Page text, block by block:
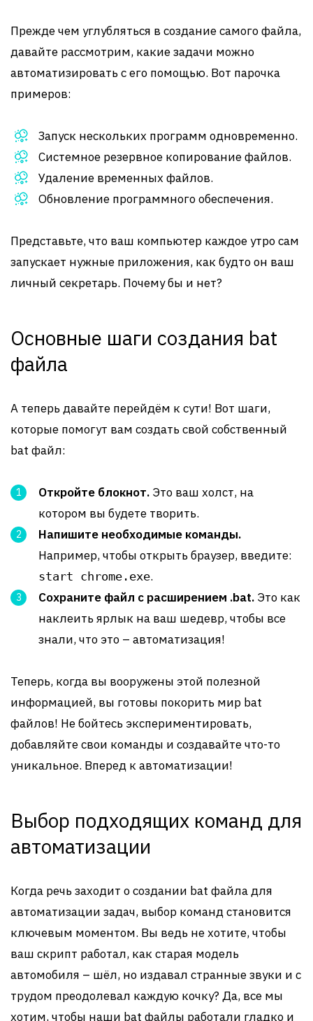
Прежде чем углубляться в создание самого файла,
давайте рассмотрим, какие задачи можно
автоматизировать с его помощью. Вот парочка
примеров:
Запуск нескольких программ одновременно.
Системное резервное копирование файлов.
Удаление временных файлов.
Обновление программного обеспечения.
Представьте, что ваш компьютер каждое утро сам
запускает нужные приложения, как будто он ваш
личный секретарь. Почему бы и нет?
Основные шаги создания bat
файла
А теперь давайте перейдём к сути! Вот шаги,
которые помогут вам создать свой собственный
bat файл:
Откройте блокнот. Это ваш холст, на
котором вы будете творить.
Напишите необходимые команды.
Например, чтобы открыть браузер, введите:
start chrome.exe.
Сохраните файл с расширением .bat. Это как
наклеить ярлык на ваш шедевр, чтобы все
знали, что это – автоматизация!
Теперь, когда вы вооружены этой полезной
информацией, вы готовы покорить мир bat
файлов! Не бойтесь экспериментировать,
добавляйте свои команды и создавайте что-то
уникальное. Вперед к автоматизации!
Выбор подходящих команд для
автоматизации
Когда речь заходит о создании bat файла для
автоматизации задач, выбор команд становится
ключевым моментом. Вы ведь не хотите, чтобы
ваш скрипт работал, как старая модель
автомобиля – шёл, но издавал странные звуки и с
трудом преодолевал каждую кочку? Да, все мы
хотим, чтобы наши bat файлы работали гладко и